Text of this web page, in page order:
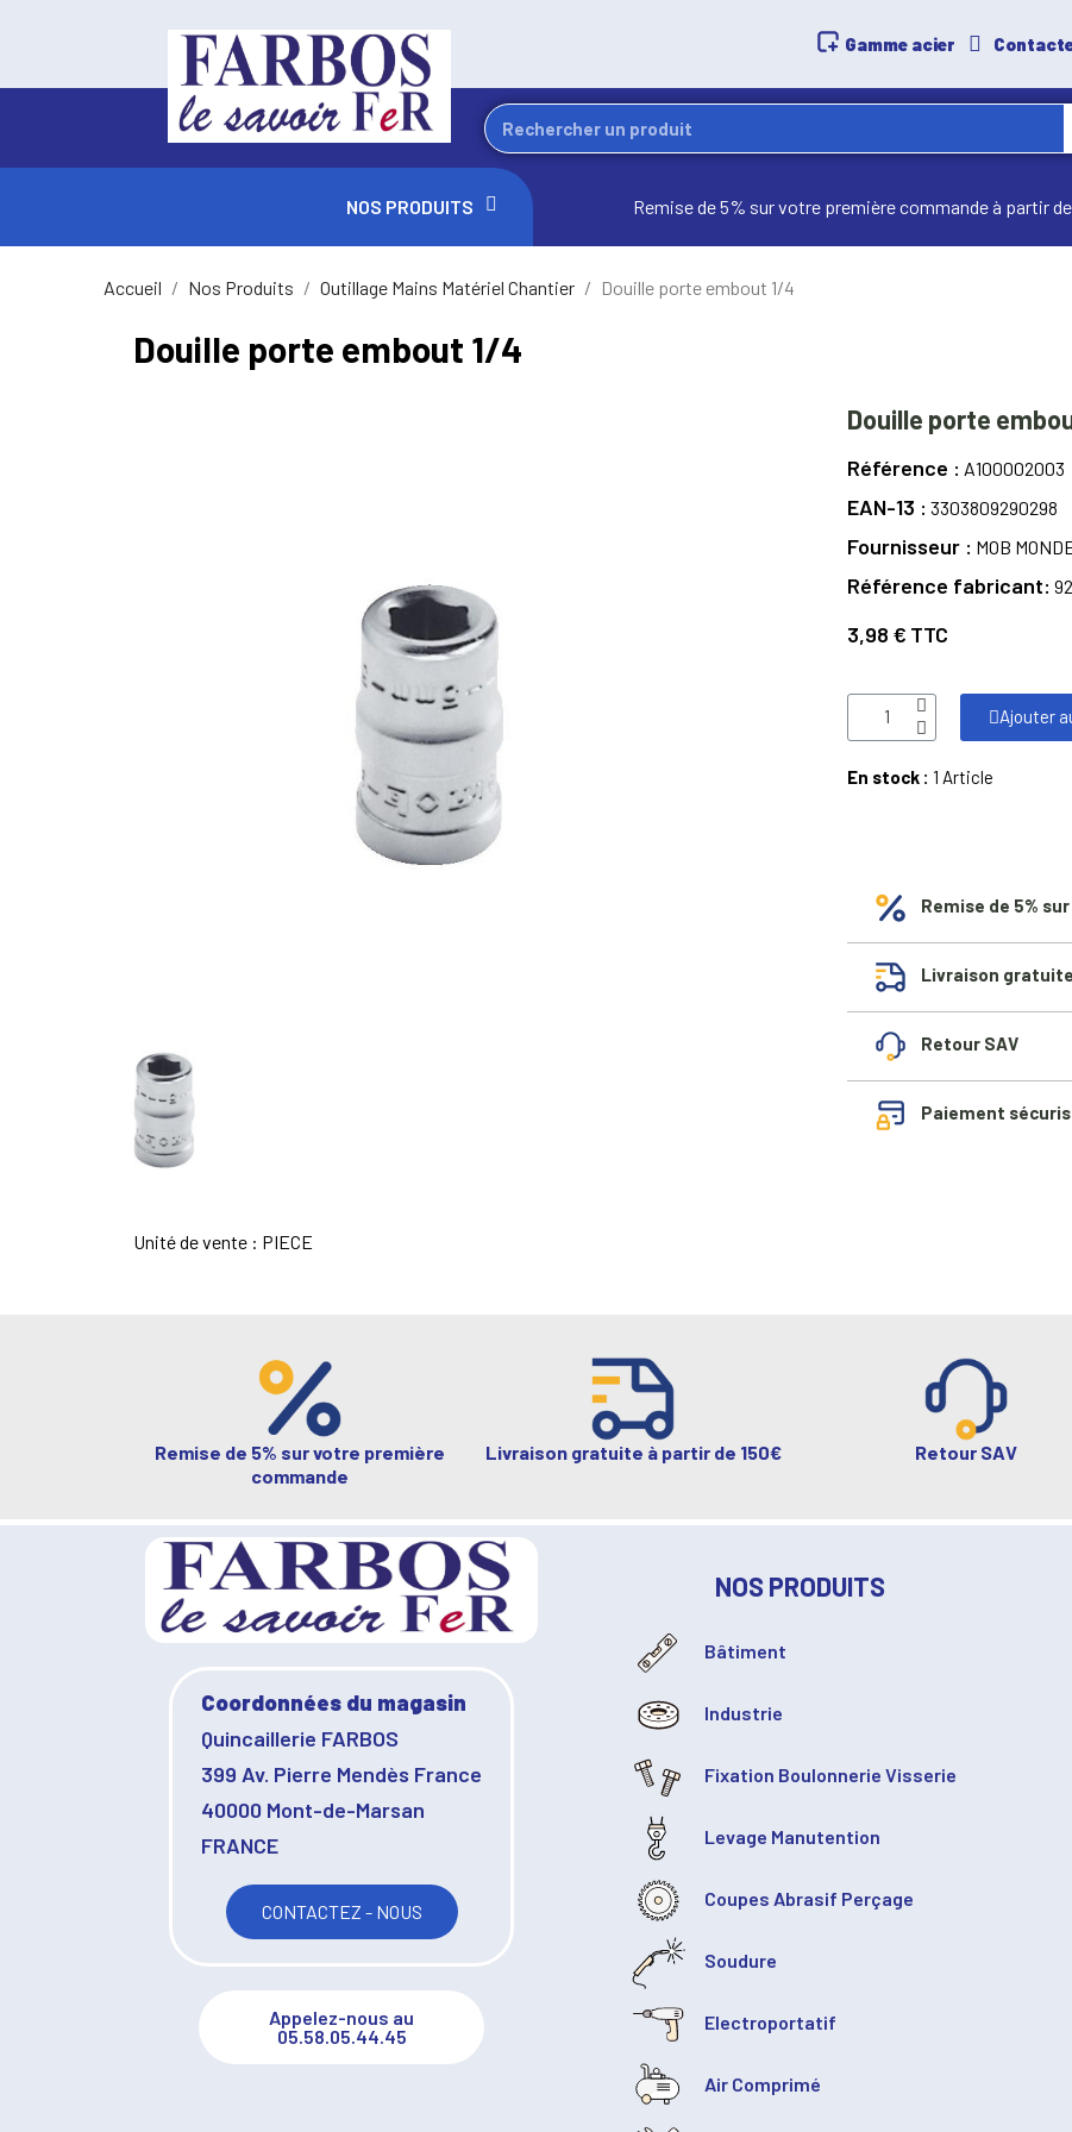
Gamme acier
NOS PRODUITS Remise de 5% sur votre première commande à partir
Accueil Nos Produits Outillage Mains Matériel Chantier Douille porte embout 1/4
Douille porte embout 1/4
Douille porte
Référence A100002003
EAN-13 3303809290298
Fournisseur MOB
Référence fabricant
3,98 € TTC
Ajouter
En stock : 1 Article
Remise de 5%
Livraison
Retour SAV
Paiement
Unité de vente : PIECE
Remise de 5% sur votre première
commande
Livraison gratuite à partir de 150€ Retour SAV
Coordonnées du magasin
Quincaillerie FARBOS
399 Av. Pierre Mendès France
40000 Mont-de-Marsan
FRANCE
CONTACTEZ - NOUS
Appelez-nous au
05.58.05.44.45
NOS PRODUITS
Bâtiment
Industrie
Fixation Boulonnerie Visserie
Levage Manutention
Coupes Abrasif Perçage
Soudure
Electroportatif
Air Comprimé